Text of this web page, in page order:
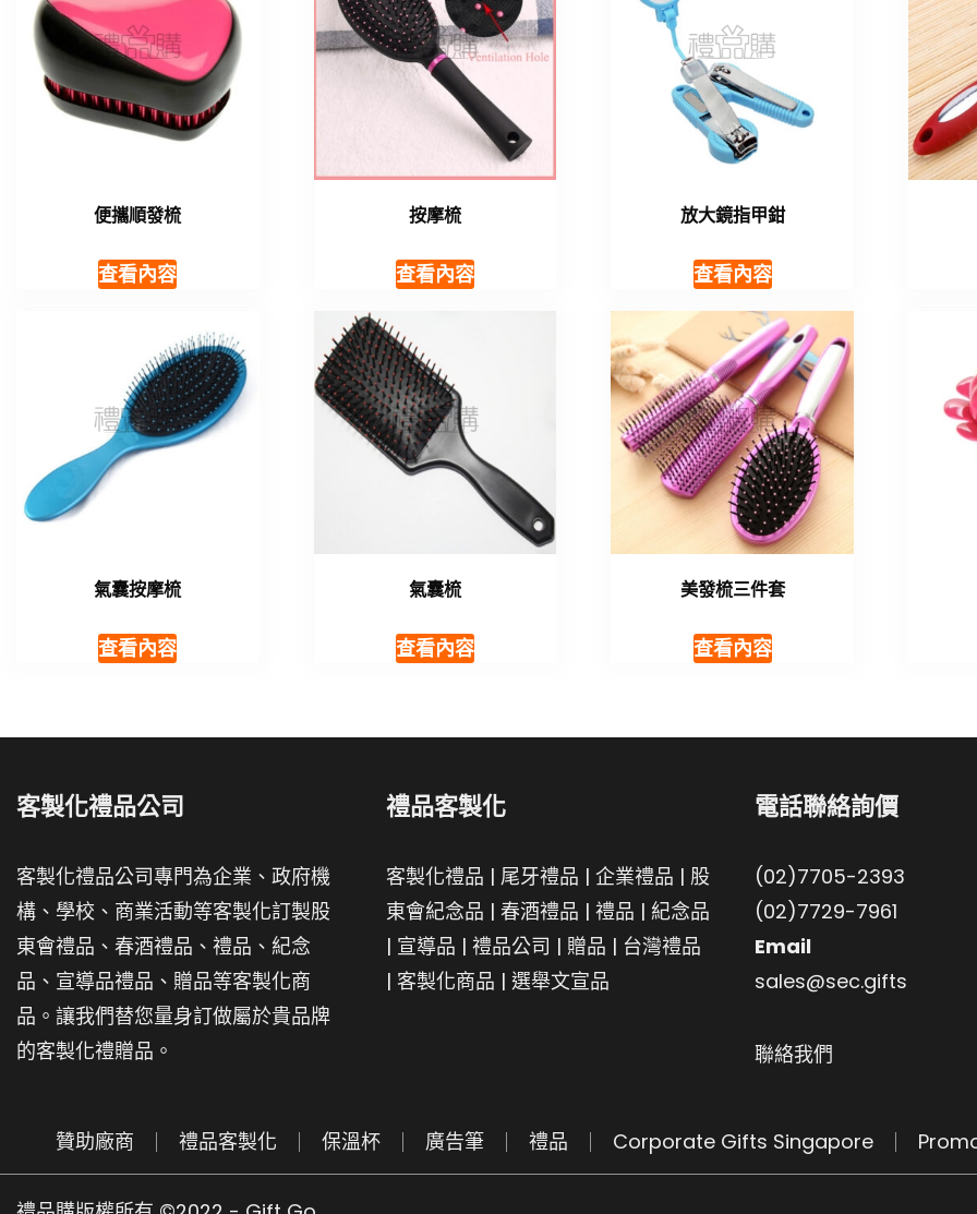
便攜順發梳
查看內容
按摩梳
查看內容
放大鏡指甲鉗
查看內容
氣囊按摩梳
查看內容
氣囊梳
查看內容
美發梳三件套
查看內容
客製化禮品公司
客製化禮品公司專門為企業、政府機
構、學校、商業活動等客製化訂製股
東會禮品、春酒禮品、禮品、紀念
品、宣導品禮品、贈品等客製化商
品。讓我們替您量身訂做屬於貴品牌
的客製化禮贈品。
禮品客製化
客製化禮品 | 尾牙禮品 | 企業禮品 | 股
東會紀念品 | 春酒禮品 | 禮品 | 紀念品
| 宣導品 | 禮品公司 | 贈品 | 台灣禮品
| 客製化商品 | 選舉文宣品
電話聯絡詢價
(02)7705-2393
(02)7729-7961
Email
sales@sec.gifts
聯絡我們
贊助廠商 禮品客製化 保溫杯 廣告筆 禮品 Corporate Gifts Singapore